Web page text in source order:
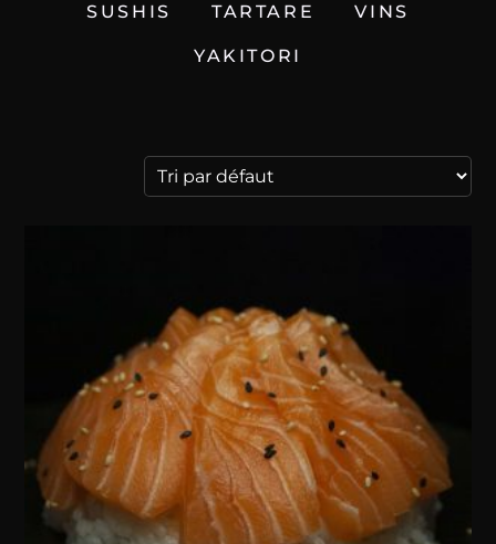
SUSHIS TARTARE VINS
YAKITORI